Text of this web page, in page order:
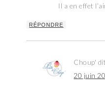
Il a en effet
RÉPONDRE
Choup' dit
20 juin